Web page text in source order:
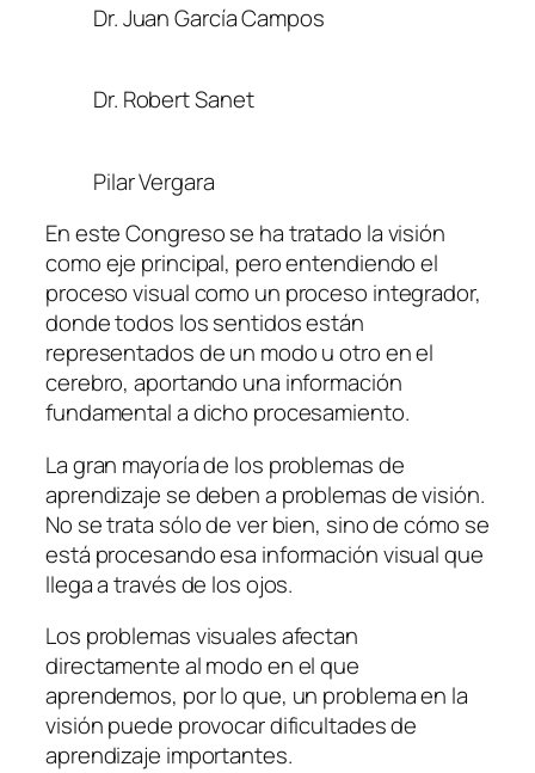
Dr. Juan García Campos
Dr. Robert Sanet
Pilar Vergara
En este Congreso se ha tratado la visión
como eje principal, pero entendiendo el
proceso visual como un proceso integrador,
donde todos los sentidos están
representados de un modo u otro en el
cerebro, aportando una información
fundamental a dicho procesamiento.
La gran mayoría de los problemas de
aprendizaje se deben a problemas de visión.
No se trata sólo de ver bien, sino de cómo se
está procesando esa información visual que
llega a través de los ojos.
Los problemas visuales afectan
directamente al modo en el que
aprendemos, por lo que, un problema en la
visión puede provocar dificultades de
aprendizaje importantes.